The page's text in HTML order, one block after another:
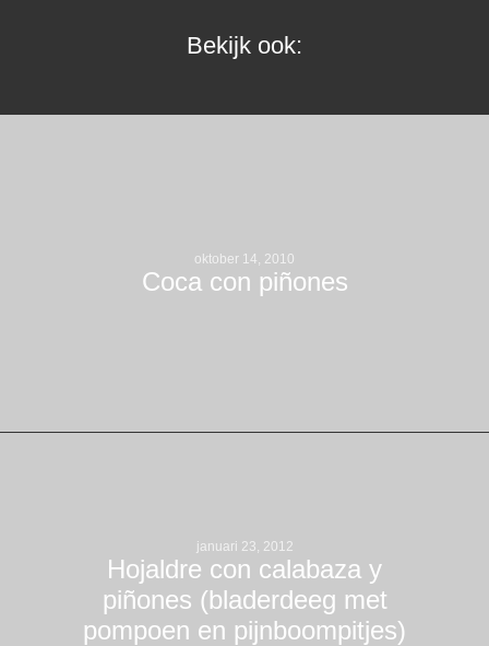
Bekijk ook:
oktober 14, 2010
Coca con piñones
januari 23, 2012
Hojaldre con calabaza y
piñones (bladerdeeg met
pompoen en pijnboompitjes)